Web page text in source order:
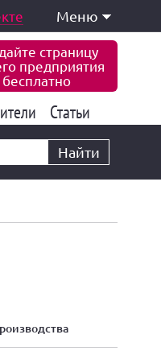
Меню
страницу
предприятия
бесплатно
6 765
Статьи
Найти